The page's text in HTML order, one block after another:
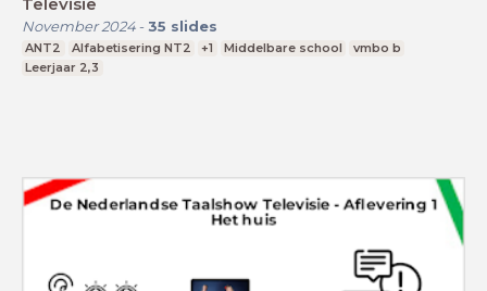
November 2024- 35 slides
ANT2 Alfabetisering NT2 +1 Middelbare school
vmbo b
Leerjaar 2,3